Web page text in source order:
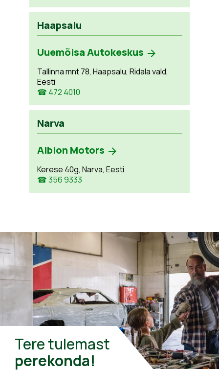
Haapsalu
Uuemõisa Autokeskus
Tallinna mnt 78, Haapsalu, Ridala vald,
Eesti
☎ 472 4010
Narva
Albion Motors
Kerese 40g, Narva, Eesti
☎ 356 9333
Tere tulemast
perekonda!